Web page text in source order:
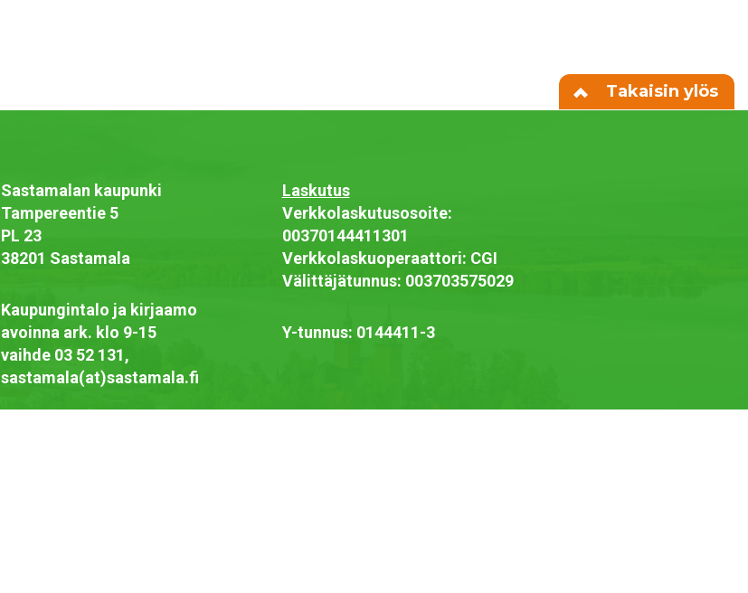
Takaisin ylös
Sastamalan kaupunki
Tampereentie 5
PL 23
38201 Sastamala
Kaupungintalo ja kirjaamo
avoinna ark. klo 9-15
vaihde 03 52 131,
sastamala(at)sastamala.fi
Laskutus
Verkkolaskutusosoite:
00370144411301
Verkkolaskuoperaattori: CGI
Välittäjätunnus: 003703575029
Y-tunnus: 0144411-3